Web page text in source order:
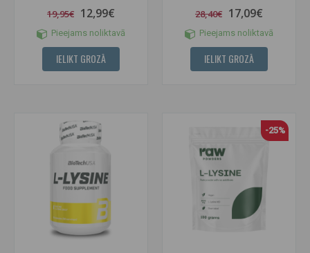
19,95€ 12,99€
Pieejams noliktavā
IELIKT GROZĀ
28,40€ 17,09€
Pieejams noliktavā
IELIKT GROZĀ
-25%